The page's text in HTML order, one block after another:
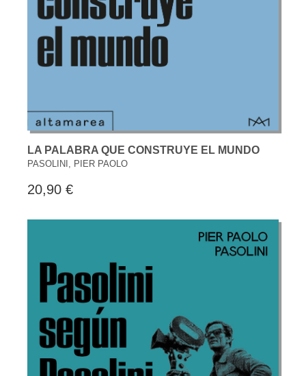
LA PALABRA QUE CONSTRUYE EL MUNDO
PASOLINI, PIER PAOLO
20,90 €